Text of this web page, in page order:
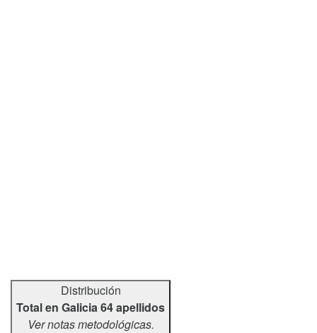
Distribución
Total en Galicia 64 apellidos
Ver notas metodológicas.